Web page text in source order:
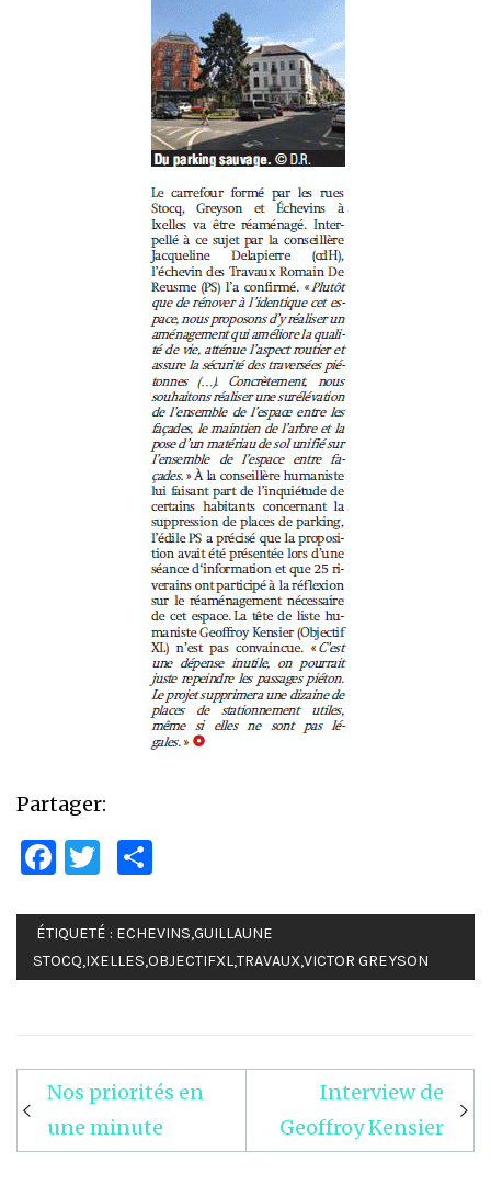
Partager:
Facebook
Twitter
ÉTIQUETÉ : ECHEVINS,GUILLAUNE
STOCQ,IXELLES,OBJECTIFXL,TRAVAUX,VICTOR GREYSON
Navigation
de
Nos priorités en
une minute
Interview de
Geoffroy Kensier